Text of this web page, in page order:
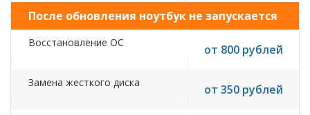
После обновления ноутбук не запускается
Восстановление ОС от 800 рублей
Замена жесткого диска от 350 рублей